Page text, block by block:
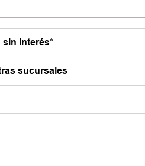
sin interés*
sucursales